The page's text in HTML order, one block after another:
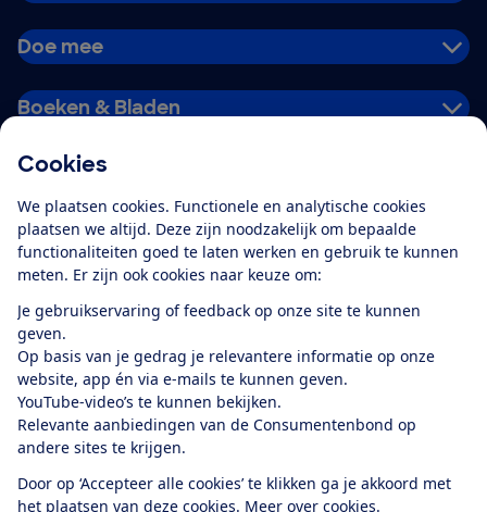
Cookies
We plaatsen cookies. Functionele en analytische cookies
plaatsen we altijd. Deze zijn noodzakelijk om bepaalde
functionaliteiten goed te laten werken en gebruik te kunnen
meten. Er zijn ook cookies naar keuze om:
Je gebruikservaring of feedback op onze site te kunnen
geven.
Op basis van je gedrag je relevantere informatie op onze
website, app én via e-mails te kunnen geven.
YouTube-video’s te kunnen bekijken.
Relevante aanbiedingen van de Consumentenbond op
andere sites te krijgen.
Door op ‘Accepteer alle cookies’ te klikken ga je akkoord met
het plaatsen van deze cookies. Meer over cookies.
Doe mee
Boeken & Bladen
Alles over de
app
Algemene Voorwaarden
Privacyverklaring
Cookiebeleid
Privacyvoorkeuren
Toegankelijkheid
RSS-feed nieuws
Facebook
TwitterInstagram
YoutubeLinkedIn